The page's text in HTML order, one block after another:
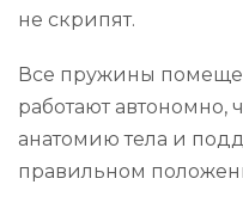
не скрипят.
Все пружины
работают автономно,
анатомию тела и
правильном